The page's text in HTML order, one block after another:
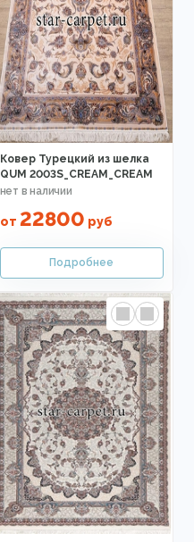
Ковер Турецкий из шелка
QUM 2003S_CREAM_CREAM
от 22800 руб